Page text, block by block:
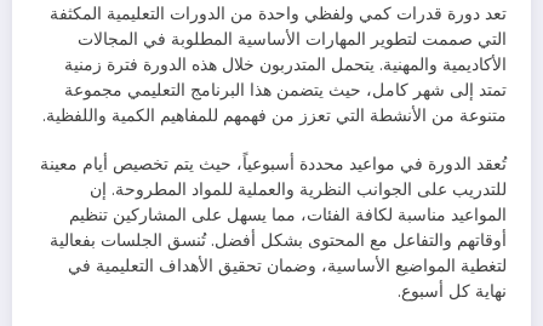
تعد دورة قدرات كمي ولفظي واحدة من الدورات التعليمية المكثفة
التي صممت لتطوير المهارات الأساسية المطلوبة في المجالات
الأكاديمية والمهنية. يتحمل المتدربون خلال هذه الدورة فترة زمنية
تمتد إلى شهر كامل، حيث يتضمن هذا البرنامج التعليمي مجموعة
متنوعة من الأنشطة التي تعزز من فهمهم للمفاهيم الكمية واللفظية.
تُعقد الدورة في مواعيد محددة أسبوعياً، حيث يتم تخصيص أيام معينة
للتدريب على الجوانب النظرية والعملية للمواد المطروحة. إن
المواعيد مناسبة لكافة الفئات، مما يسهل على المشاركين تنظيم
أوقاتهم والتفاعل مع المحتوى بشكل أفضل. تُنسق الجلسات بفعالية
لتغطية المواضيع الأساسية، وضمان تحقيق الأهداف التعليمية في
نهاية كل أسبوع.